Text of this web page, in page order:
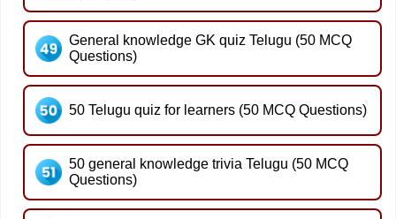
General knowledge GK quiz Telugu (50 MCQ
Questions)
50 Telugu quiz for learners (50 MCQ Questions)
50 general knowledge trivia Telugu (50 MCQ
Questions)